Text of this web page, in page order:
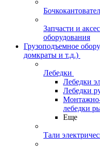
Запчасти и
оборудования
Грузоподъемное
домкраты и т.д.)
Лебедки
Лебедки
Лебедки
лебедки
Еще
Тали